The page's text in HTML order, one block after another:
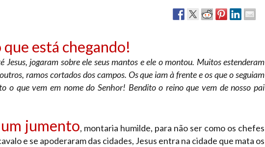
está chegando!
Jesus, jogaram sobre ele seus mantos e ele o montou. Muitos estenderam
ramos cortados dos campos. Os que iam à frente e os que o seguiam
o que vem em nome do Senhor! Bendito o reino que vem de nosso pai
jumento, montaria humilde, para não ser como os chefes
e se apoderaram das cidades, Jesus entra na cidade que mata os